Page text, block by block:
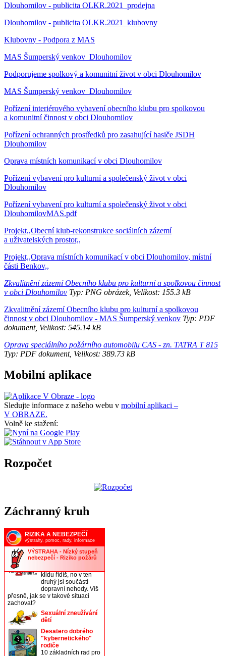
Dlouhomilov - publicita OLKR.2021_prodejna
Dlouhomilov - publicita OLKR.2021_klubovny
Klubovny - Podpora z MAS
MAS Šumperský venkov_Dlouhomilov
Podporujeme spolkový a komunitní život v obci Dlouhomilov
MAS Šumperský venkov_Dlouhomilov
Pořízení interiérového vybavení obecního klubu pro spolkovou
a komunitní činnost v obci Dlouhomilov
Pořízení ochranných prostředků pro zasahující hasiče JSDH
Dlouhomilov
Oprava místních komunikací v obci Dlouhomilov
Pořízení vybavení pro kulturní a společenský život v obci
Dlouhomilov
Pořízení vybavení pro kulturní a společenský život v obci
DlouhomilovMAS.pdf
Projekt,,Obecní klub-rekonstrukce sociálních zázemí
a uživatelských prostor,,
Projekt,,Oprava místních komunikací v obci Dlouhomilov, místní
části Benkov,,
Zkvalitnění zázemí Obecního klubu pro kulturní a spolkovou činnost
v obci Dlouhomilov Typ: PNG obrázek, Velikost: 155.3 kB
Zkvalitnění zázemí Obecního klubu pro kulturní a spolkovou
činnost v obci Dlouhomilov - MAS Šumperský venkov Typ: PDF
dokument, Velikost: 545.14 kB
Oprava speciálního požárního automobilu CAS - zn. TATRA T 815
Typ: PDF dokument, Velikost: 389.73 kB
Mobilní aplikace
Sledujte informace z našeho webu v mobilní aplikaci –
V OBRAZE.
Volně ke stažení:
Rozpočet
Záchranný kruh